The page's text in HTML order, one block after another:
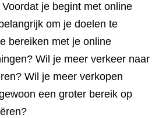
je begint met online
om je doelen te
bereiken met je online
Wil je meer verkeer naar
Wil je meer verkopen
een groter bereik op